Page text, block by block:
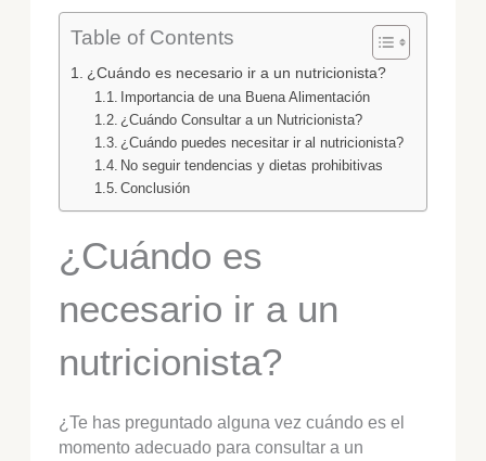
Table of Contents
¿Cuándo es necesario ir a un nutricionista?
Importancia de una Buena Alimentación
¿Cuándo Consultar a un Nutricionista?
¿Cuándo puedes necesitar ir al nutricionista?
No seguir tendencias y dietas prohibitivas
Conclusión
¿Cuándo es
necesario ir a un
nutricionista?
¿Te has preguntado alguna vez cuándo es el
momento adecuado para consultar a un